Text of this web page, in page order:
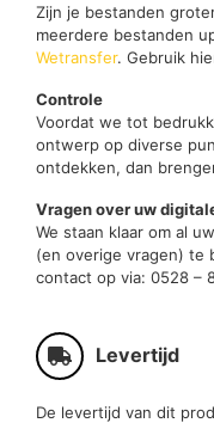
Zijn je bestanden
meerdere bestanden
Wetransfer. Gebruik
Controle
Voordat we tot
ontwerp op diverse
ontdekken, dan
Vragen over uw
We staan klaar om al
(en overige vragen) te
contact op via: 0528 –
Levertijd
De levertijd van dit